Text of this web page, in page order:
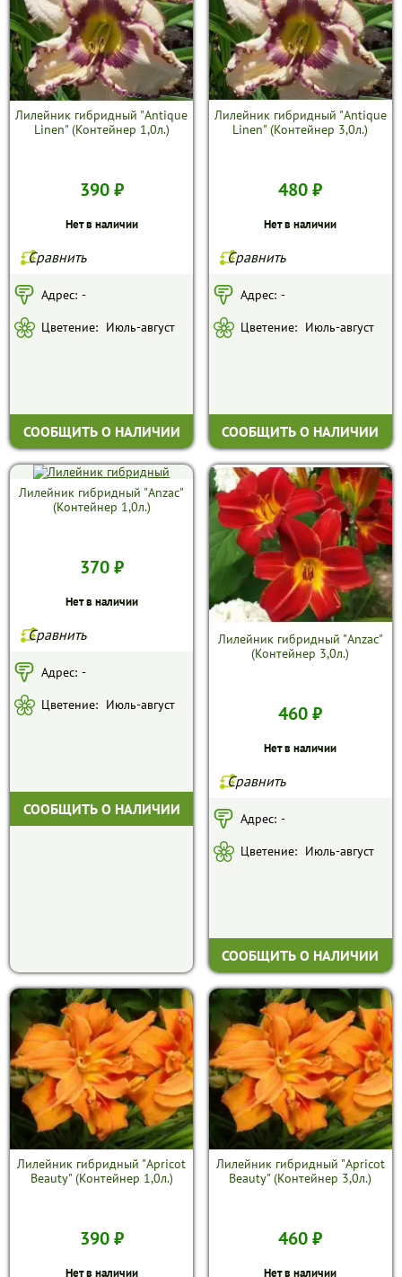
Лилейник гибридный "Antique
Linen" (Контейнер 1,0л.)
390 ₽
Нет в наличии
Сравнить
Адрес: -
Цветение: Июль-август
СООБЩИТЬ О НАЛИЧИИ
Лилейник гибридный "Antique
Linen" (Контейнер 3,0л.)
480 ₽
Нет в наличии
Сравнить
Адрес: -
Цветение: Июль-август
СООБЩИТЬ О НАЛИЧИИ
Лилейник гибридный "Anzac"
(Контейнер 1,0л.)
370 ₽
Нет в наличии
Сравнить
Адрес: -
Цветение: Июль-август
СООБЩИТЬ О НАЛИЧИИ
Лилейник гибридный "Anzac"
(Контейнер 3,0л.)
460 ₽
Нет в наличии
Сравнить
Адрес: -
Цветение: Июль-август
СООБЩИТЬ О НАЛИЧИИ
Лилейник гибридный "Apricot
Beauty" (Контейнер 1,0л.)
390 ₽
Нет в наличии
Лилейник гибридный "Apricot
Beauty" (Контейнер 3,0л.)
460 ₽
Нет в наличии